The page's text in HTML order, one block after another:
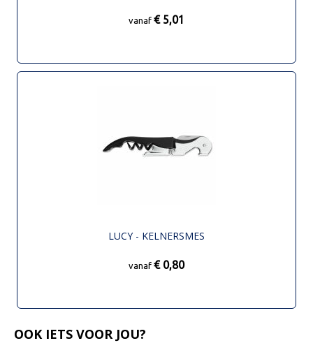
vanaf € 5,01
LUCY - KELNERSMES
vanaf € 0,80
OOK IETS VOOR JOU?